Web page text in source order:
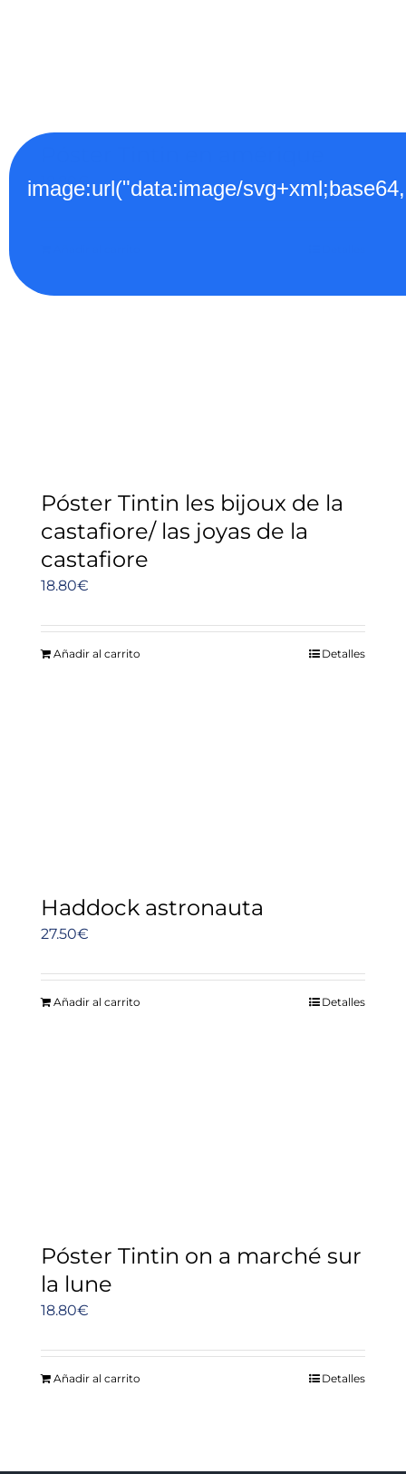
18.80€
Póster Tintin les bijoux de la
castafiore/ las joyas de la
castafiore
18.80€
Añadir al carrito Detalles
Haddock astronauta
27.50€
Añadir al carrito Detalles
Póster Tintin on a marché sur
la lune
18.80€
Añadir al carrito Detalles
image:url("data:image/